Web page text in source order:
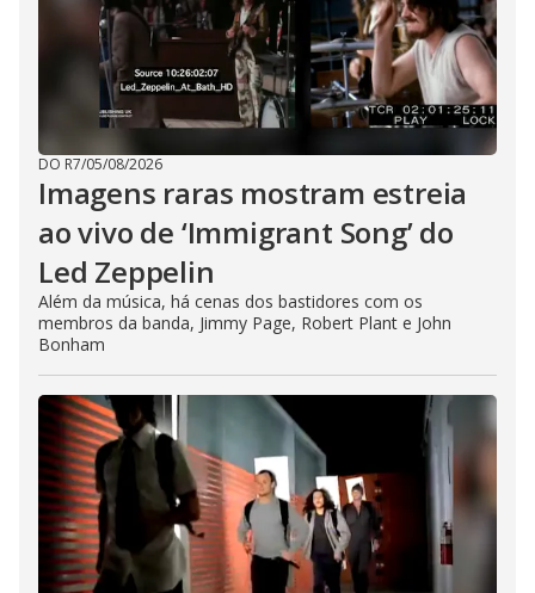
DO R7/05/08/2026
Imagens raras mostram estreia
ao vivo de ‘Immigrant Song’ do
Led Zeppelin
Além da música, há cenas dos bastidores com os
membros da banda, Jimmy Page, Robert Plant e John
Bonham